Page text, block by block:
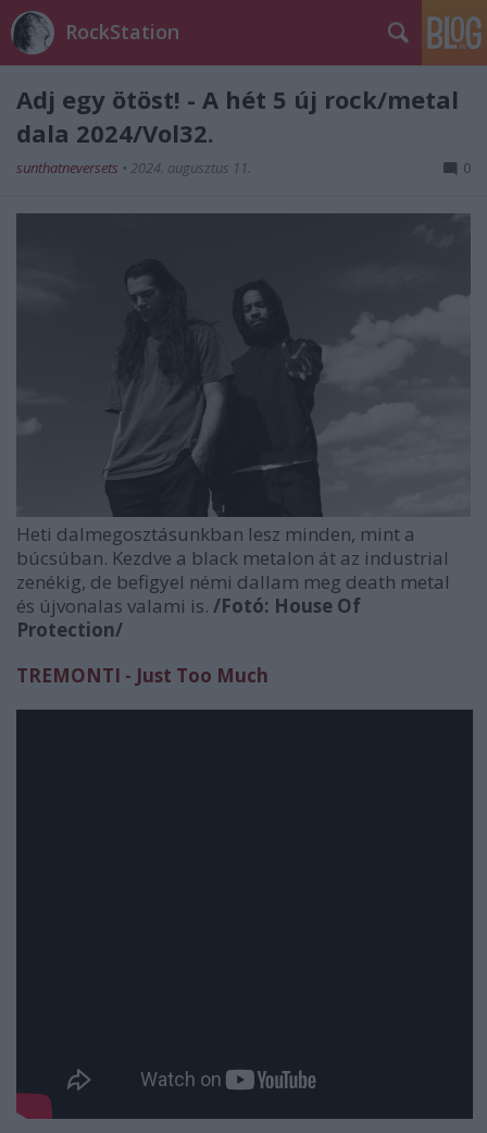
RockStation
Adj egy ötöst! - A hét 5 új rock/metal
dala 2024/Vol32.
sunthatneversets • 2024. augusztus 11. 0
Heti dalmegosztásunkban lesz minden, mint a
búcsúban. Kezdve a black metalon át az industrial
zenékig, de befigyel némi dallam meg death metal
és újvonalas valami is. /Fotó: House Of
Protection/
TREMONTI - Just Too Much